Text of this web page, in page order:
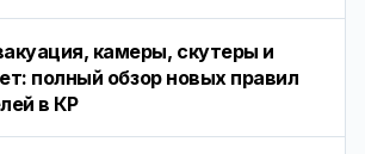
камеры, скутеры и
полный обзор новых правил
в КР